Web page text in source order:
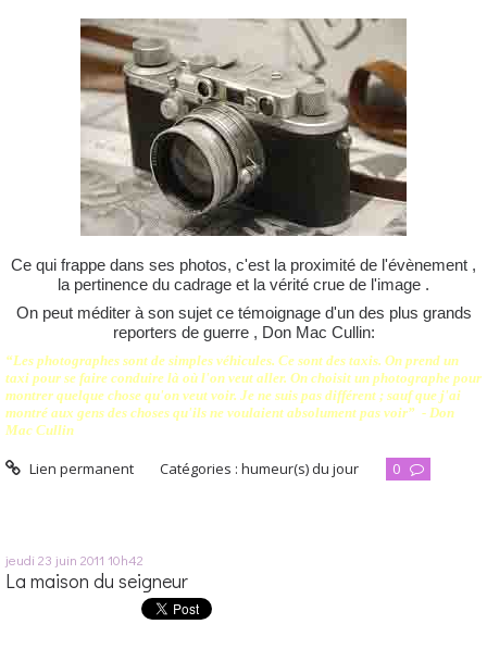
Ce qui frappe dans ses photos, c'est la proximité de l'évènement ,
la pertinence du cadrage et la vérité crue de l'image .
On peut méditer à son sujet ce témoignage d'un des plus grands
reporters de guerre , Don Mac Cullin:
“Les photographes sont de simples véhicules. Ce sont des taxis. On prend un
taxi pour se faire conduire là où l'on veut aller. On choisit un photographe pour
montrer quelque chose qu'on veut voir. Je ne suis pas différent ; sauf que j'ai
montré aux gens des choses qu'ils ne voulaient absolument pas voir” - Don
Mac Cullin
Lien permanent Catégories :humeur(s) du jour 0
jeudi 23 juin 2011 10h42
La maison du seigneur